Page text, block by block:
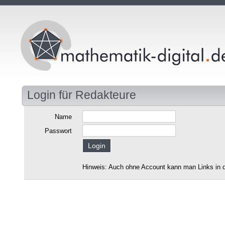
Login für Redakteure
Name
Passwort
Hinweis: Auch ohne Account kann man Links in